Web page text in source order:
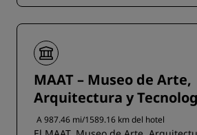
MAAT – Museo de Arte,
Arquitectura y
A 987.46 mi/1589.16 km del hotel